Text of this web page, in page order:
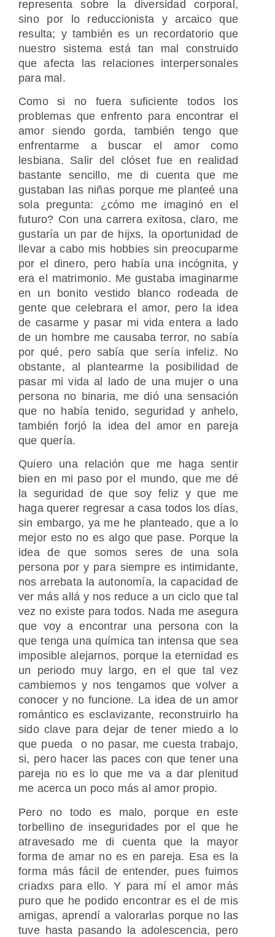
representa sobre la diversidad corporal,
sino por lo reduccionista y arcaico que
resulta; y también es un recordatorio que
nuestro sistema está tan mal construido
que afecta las relaciones interpersonales
para mal.
Como si no fuera suficiente todos los
problemas que enfrento para encontrar el
amor siendo gorda, también tengo que
enfrentarme a buscar el amor como
lesbiana. Salir del clóset fue en realidad
bastante sencillo, me di cuenta que me
gustaban las niñas porque me planteé una
sola pregunta: ¿cómo me imaginó en el
futuro? Con una carrera exitosa, claro, me
gustaría un par de hijxs, la oportunidad de
llevar a cabo mis hobbies sin preocuparme
por el dinero, pero había una incógnita, y
era el matrimonio. Me gustaba imaginarme
en un bonito vestido blanco rodeada de
gente que celebrara el amor, pero la idea
de casarme y pasar mi vida entera a lado
de un hombre me causaba terror, no sabía
por qué, pero sabía que sería infeliz. No
obstante, al plantearme la posibilidad de
pasar mi vida al lado de una mujer o una
persona no binaria, me dió una sensación
que no había tenido, seguridad y anhelo,
también forjó la idea del amor en pareja
que quería.
Quiero una relación que me haga sentir
bien en mi paso por el mundo, que me dé
la seguridad de que soy feliz y que me
haga querer regresar a casa todos los días,
sin embargo, ya me he planteado, que a lo
mejor esto no es algo que pase. Porque la
idea de que somos seres de una sola
persona por y para siempre es intimidante,
nos arrebata la autonomía, la capacidad de
ver más allá y nos reduce a un ciclo que tal
vez no existe para todos. Nada me asegura
que voy a encontrar una persona con la
que tenga una química tan intensa que sea
imposible alejarnos, porque la eternidad es
un periodo muy largo, en el que tal vez
cambiemos y nos tengamos que volver a
conocer y no funcione. La idea de un amor
romántico es esclavizante, reconstruirlo ha
sido clave para dejar de tener miedo a lo
que pueda o no pasar, me cuesta trabajo,
si, pero hacer las paces con que tener una
pareja no es lo que me va a dar plenitud
me acerca un poco más al amor propio.
Pero no todo es malo, porque en este
torbellino de inseguridades por el que he
atravesado me di cuenta que la mayor
forma de amar no es en pareja. Esa es la
forma más fácil de entender, pues fuimos
criadxs para ello. Y para mí el amor más
puro que he podido encontrar es el de mis
amigas, aprendí a valorarlas porque no las
tuve hasta pasando la adolescencia, pero